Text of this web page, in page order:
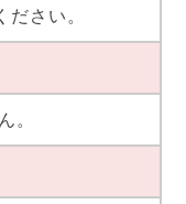
さい。
。